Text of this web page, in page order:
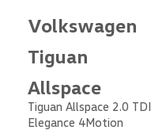
Volkswagen
Tiguan
Allspace
Tiguan Allspace 2.0 TDI
Elegance 4Motion